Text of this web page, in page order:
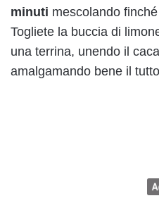
minuti mescolando
Togliete la buccia di
una terrina, unendo il
amalgamando bene il